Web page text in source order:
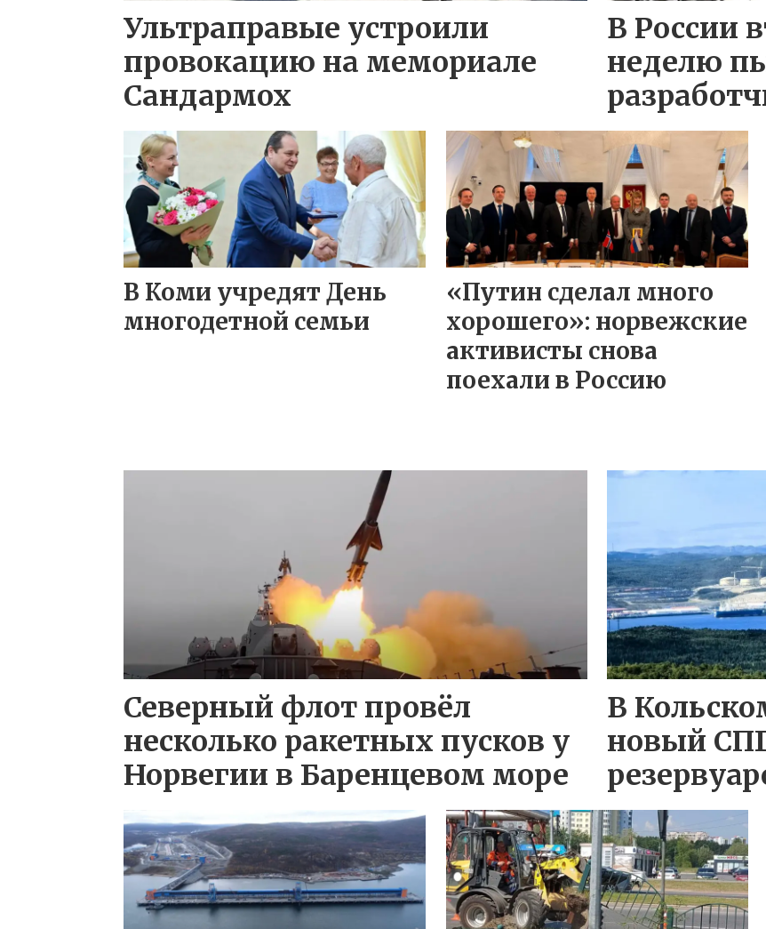
Ультраправые устроили
провокацию на мемориале
Сандармох
В России
неделю
В Коми учредят День
многодетной семьи
«Путин сделал много
хорошего»: норвежские
активисты снова
поехали в Россию
Северный флот провёл
несколько ракетных пусков у
Норвегии в Баренцевом море
В
новый